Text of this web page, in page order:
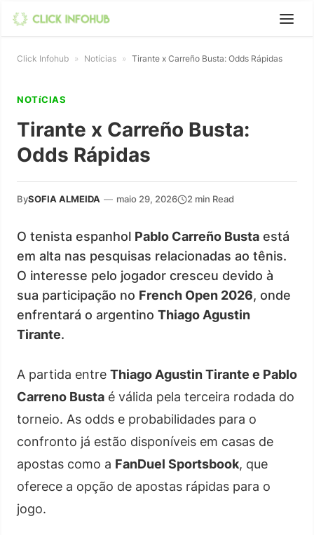
Click Infohub » Notícias » Tirante x Carreño Busta: Odds Rápidas
NOTíCIAS
Tirante x Carreño Busta:
Odds Rápidas
BySOFIA ALMEIDA — maio 29, 2026 2 min Read
O tenista espanhol Pablo Carreño Busta está
em alta nas pesquisas relacionadas ao tênis.
O interesse pelo jogador cresceu devido à
sua participação no French Open 2026, onde
enfrentará o argentino Thiago Agustin
Tirante.
A partida entre Thiago Agustin Tirante e Pablo
Carreno Busta é válida pela terceira rodada do
torneio. As odds e probabilidades para o
confronto já estão disponíveis em casas de
apostas como a FanDuel Sportsbook, que
oferece a opção de apostas rápidas para o
jogo.